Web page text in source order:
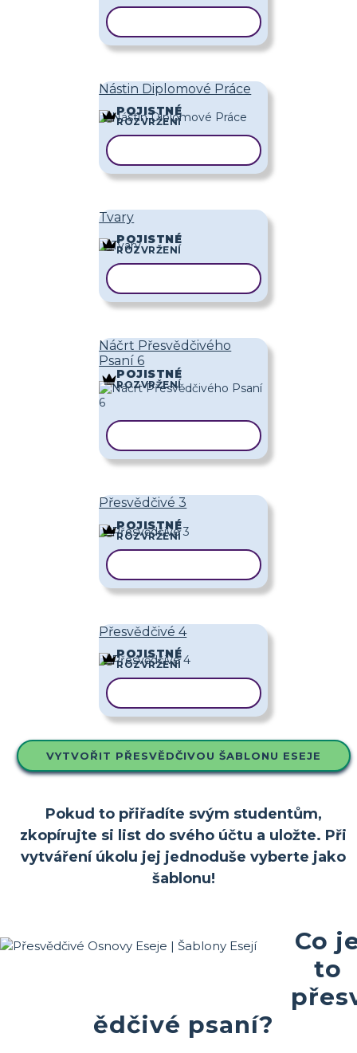
Nástin Diplomové Práce
POJISTNÉ
ROZVRŽENÍ
Tvary
POJISTNÉ
ROZVRŽENÍ
Náčrt Přesvědčivého
Psaní 6
POJISTNÉ
ROZVRŽENÍ
Přesvědčivé 3
POJISTNÉ
ROZVRŽENÍ
Přesvědčivé 4
POJISTNÉ
ROZVRŽENÍ
VYTVOŘIT PŘESVĚDČIVOU ŠABLONU ESEJE
Pokud to přiřadíte svým studentům,
zkopírujte si list do svého účtu a uložte. Při
vytváření úkolu jej jednoduše vyberte jako
šablonu!
Co
to
ědčivé psaní?